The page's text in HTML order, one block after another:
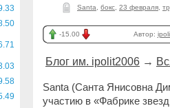
Santa бокс 23 февраля
-15.00 Автор:
Блог им. ipolit2006 →
Santa (Санта Янисовна
участию в «Фабрике